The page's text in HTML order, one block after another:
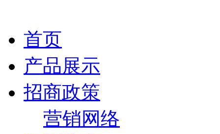
首页
产品展示
招商政策
营销网络